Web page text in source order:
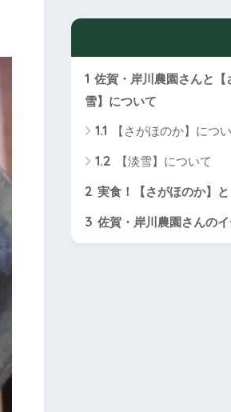
1 佐賀・岸川農園さんと【
雪】について
1.1 【さがほのか】につ
1.2 【淡雪】について
2 実食！【さがほのか】
3 佐賀・岸川農園さんの